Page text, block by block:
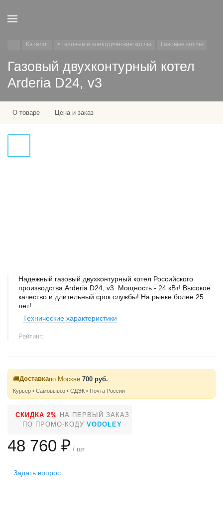
Каталог • Газовые и электрические котлы Газовые котлы
Газовый двухконтурный котел
Arderia D24, v3
О товаре Цена и заказ
Надежный газовый двухконтурный котел Российского
производства Arderia D24, v3. Мощность - 24 кВт! Высокое
качество и длительный срок службы! На рынке более 25
лет!
Технические характеристики
Рейтинг:
🚚Доставкапо Москве:700 руб.
Курьер • Самовывоз • СДЭК • Почта России
СКИДКА 2% НА ПЕРВЫЙ ЗАКАЗ
ПО ПРОМО-КОДУ VODOLEY
48 760 ₽ / шт
Задать вопрос